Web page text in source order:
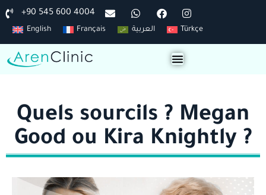
+90 545 600 4004
English Français العربية Türkçe
Quels sourcils ? Megan
Good ou Kira Knightly ?